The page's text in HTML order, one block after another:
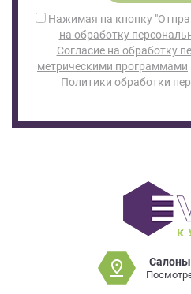
Нажимая на кнопку
на обработку
Согласие на обработку
метрическими программами
Политики обработки